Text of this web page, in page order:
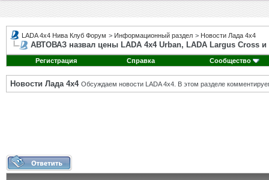
LADA 4x4 Нива Клуб Форум > Информационный раздел > Новости Лада 4х4
АВТОВАЗ назвал цены LADA 4х4 Urban, LADA Largus Cross и
Регистрация Справка Сообщество
Новости Лада 4х4 Обсуждаем новости LADA 4x4. В этом разделе